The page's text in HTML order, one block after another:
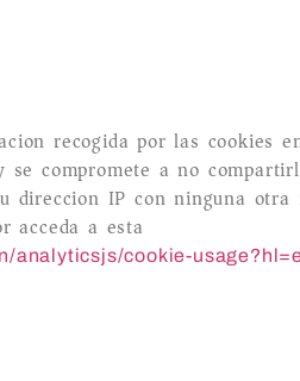
recogida por las cookies
compromete a no
IP con ninguna
acceda a esta
analyticsjs/cookie-